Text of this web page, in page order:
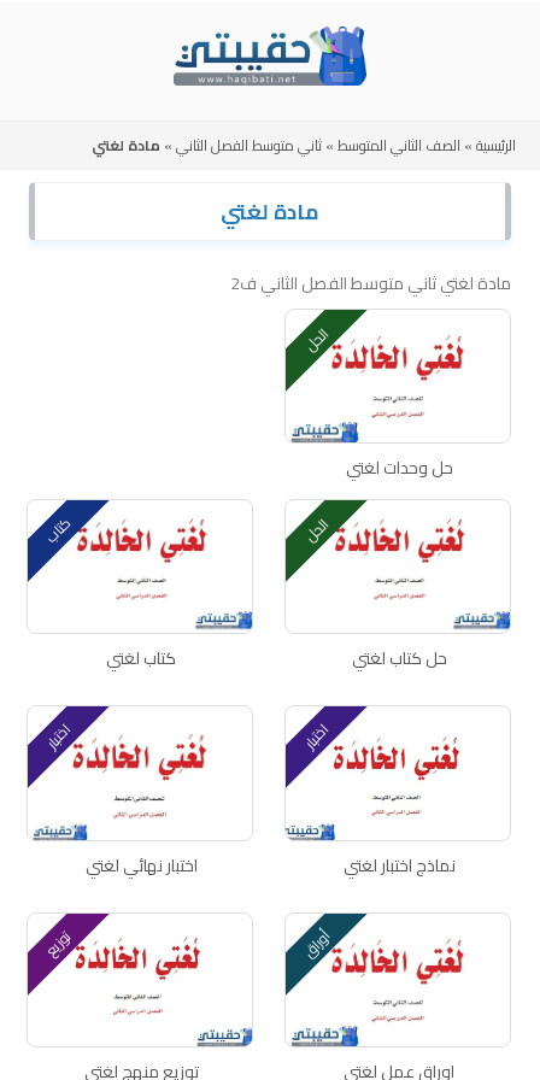
الرئيسية» الصف الثاني المتوسط»ثاني متوسط الفصل الثاني» مادة لغتي
مادة لغتي
مادة لغتي ثاني متوسط الفصل الثاني ف2
الحل
حل وحدات لغتي
الحل
حل كتاب لغتي
كتاب
كتاب لغتي
اختبار
نماذج اختبار لغتي
اختبار
اختبار نهائي لغتي
أوراق
اوراق عمل لغتي
توزيع
توزيع منهج لغتي